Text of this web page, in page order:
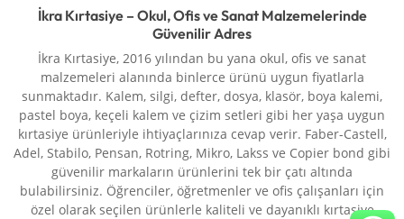
İkra Kırtasiye – Okul, Ofis ve Sanat Malzemelerinde
Güvenilir Adres
İkra Kırtasiye, 2016 yılından bu yana okul, ofis ve sanat
malzemeleri alanında binlerce ürünü uygun fiyatlarla
sunmaktadır. Kalem, silgi, defter, dosya, klasör, boya kalemi,
pastel boya, keçeli kalem ve çizim setleri gibi her yaşa uygun
kırtasiye ürünleriyle ihtiyaçlarınıza cevap verir. Faber-Castell,
Adel, Stabilo, Pensan, Rotring, Mikro, Lakss ve Copier bond gibi
güvenilir markaların ürünlerini tek bir çatı altında
bulabilirsiniz. Öğrenciler, öğretmenler ve ofis çalışanları için
özel olarak seçilen ürünlerle kaliteli ve dayanıklı kırtasiye